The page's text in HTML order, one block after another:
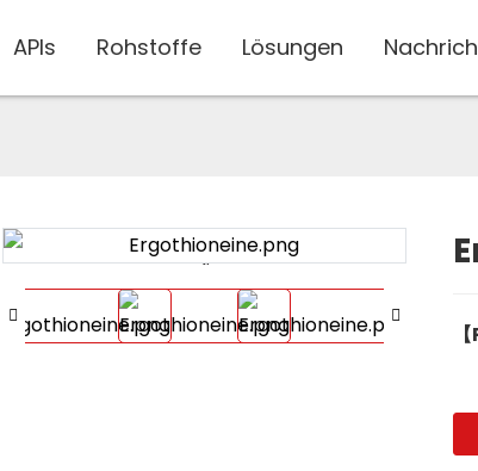
APIs Rohstoffe Lösungen
Loading...
Loading...